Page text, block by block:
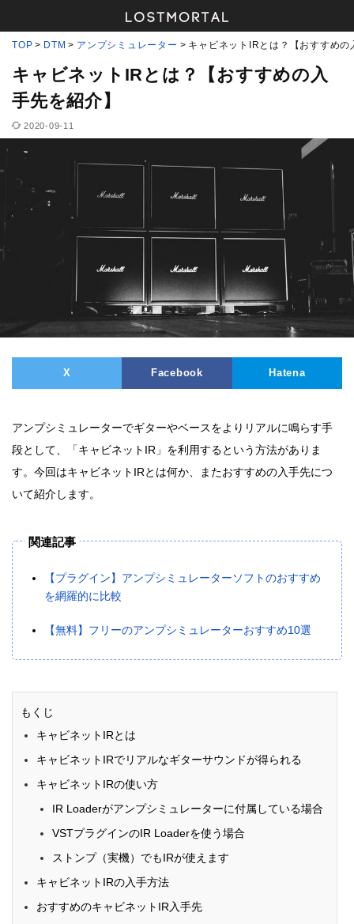
TOP DTM アンプシミュレーター キャビネットIRとは？【おすすめの
キャビネットIRとは？【おすすめの入
手先を紹介】
2020-09-11
X Facebook Hatena
アンプシミュレーターでギターやベースをよりリアルに鳴らす手
段として、「キャビネットIR」を利用するという方法がありま
す。今回はキャビネットIRとは何か、またおすすめの入手先につ
いて紹介します。
関連記事
【プラグイン】アンプシミュレーターソフトのおすすめ
を網羅的に比較
【無料】フリーのアンプシミュレーターおすすめ10選
もくじ
キャビネットIRとは
キャビネットIRでリアルなギターサウンドが得られる
キャビネットIRの使い方
IR Loaderがアンプシミュレーターに付属している場合
VSTプラグインのIR Loaderを使う場合
ストンプ（実機）でもIRが使えます
キャビネットIRの入手方法
おすすめのキャビネットIR入手先